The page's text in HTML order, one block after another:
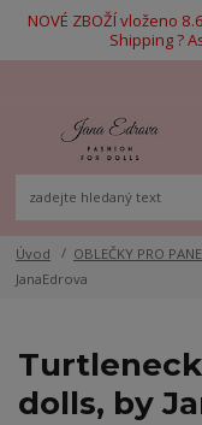
NOVÉ ZBOŽÍ vloženo
Shipping ?
Úvod OBLEČKY PRO
JanaEdrova
dolls, by